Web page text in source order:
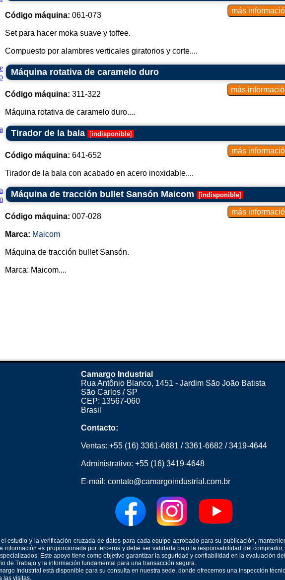
Código máquina: 061-073
Set para hacer moka suave y toffee.
Compuesto por alambres verticales giratorios y corte....
Máquina rotativa de caramelo duro
Código máquina: 311-322
Máquina rotativa de caramelo duro....
Tirador de la bala [indisponible]
Código máquina: 641-652
Tirador de la bala con acabado en acero inoxidable....
Máquina de tracción bullet Sansón Maicom [indisponible]
Código máquina: 007-028
Marca: Maicom
Máquina de tracción bullet Sansón.
Marca: Maicom....
Camargo Industrial
Rua Antônio Blanco, 1451 - Jardim São João Batista
São Carlos / SP
CEP: 13567-060
Brasil
Contacto:
Ventas: +55 (16) 3361-6681 /3361-6682 /3419-4644
Administrativo: +55 (16) 3419-4648
E-mail: contato@camargoindustrial.com.br
estudio y la verificación cruzada de datos para cada equipo aprobado para su publicación,
información es proporcionada por terceros y debe ser validada bajo la responsabilidad del
Este apoyo tiene como objetivo garantizar la seguridad y confiabilidad en la evaluación
de Trabajo y la información fundamental para una transacción segura.
Industrial está disponible para su consulta en nuestra sede, donde ofrecemos una inspección
las visitas.